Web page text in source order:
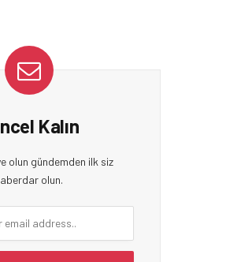
Kalın
olun gündemden ilk siz
olun.